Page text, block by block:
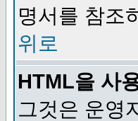
명서를 참조
위로
HTML을 사
그것은 운영